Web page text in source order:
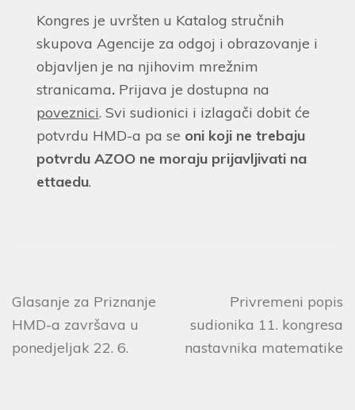
Kongres je uvršten u Katalog stručnih
skupova Agencije za odgoj i obrazovanje i
objavljen je na njihovim mrežnim
stranicama. Prijava je dostupna na
poveznici. Svi sudionici i izlagači dobit će
potvrdu HMD-a pa se oni koji ne trebaju
potvrdu AZOO ne moraju prijavljivati na
ettaedu.
Glasanje za Priznanje
HMD-a završava u
ponedjeljak 22. 6.
Privremeni popis
sudionika 11. kongresa
nastavnika matematike